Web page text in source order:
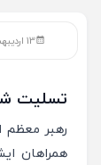
13 اردیبهشت 1405
تسلیت
رهبر معظم
همراهان